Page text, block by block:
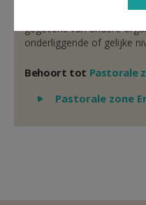
Niet gevonden wat je
gegevens van andere
onderliggende of gelijke
Behoort tot Pastorale
Weergeven
Pastorale zone